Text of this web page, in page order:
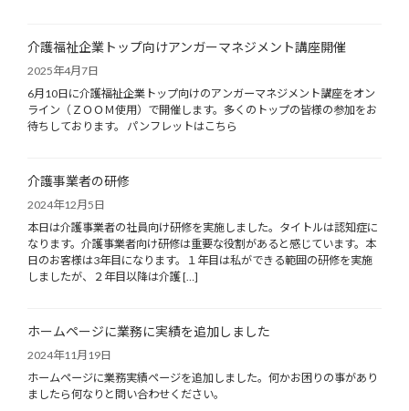
介護福祉企業トップ向けアンガーマネジメント講座開催
2025年4月7日
6月10日に介護福祉企業トップ向けのアンガーマネジメント講座をオン
ライン（ＺＯＯＭ使用）で開催します。多くのトップの皆様の参加をお
待ちしております。 パンフレットはこちら
介護事業者の研修
2024年12月5日
本日は介護事業者の社員向け研修を実施しました。タイトルは認知症に
なります。介護事業者向け研修は重要な役割があると感じています。本
日のお客様は3年目になります。１年目は私ができる範囲の研修を実施
しましたが、２年目以降は介護 […]
ホームページに業務に実績を追加しました
2024年11月19日
ホームページに業務実績ページを追加しました。何かお困りの事があり
ましたら何なりと問い合わせください。